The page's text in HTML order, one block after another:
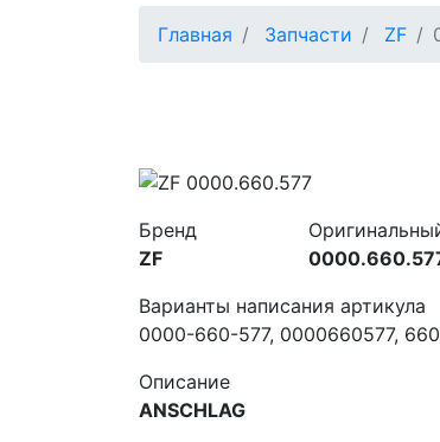
Главная Запчасти ZF
Бренд
ZF
Варианты написания артикула
0000-660-577, 0000660577,
Описание
ANSCHLAG